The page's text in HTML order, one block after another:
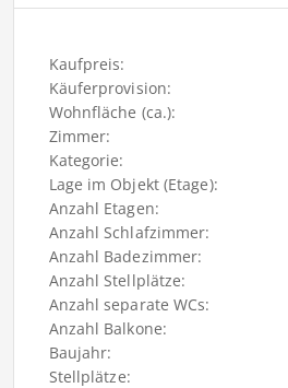
Kaufpreis:
Käuferprovision:
Wohnfläche (ca.):
Zimmer:
Kategorie:
Lage im Objekt (Etage):
Anzahl Etagen:
Anzahl Schlafzimmer:
Anzahl Badezimmer:
Anzahl Stellplätze:
Anzahl separate WCs:
Anzahl Balkone:
Baujahr:
Stellplätze: